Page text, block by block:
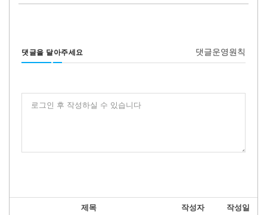
댓글을 달아주세요 댓글운영원칙
로그인 후 작성하실 수 있습니다
제목 작성자 작성일